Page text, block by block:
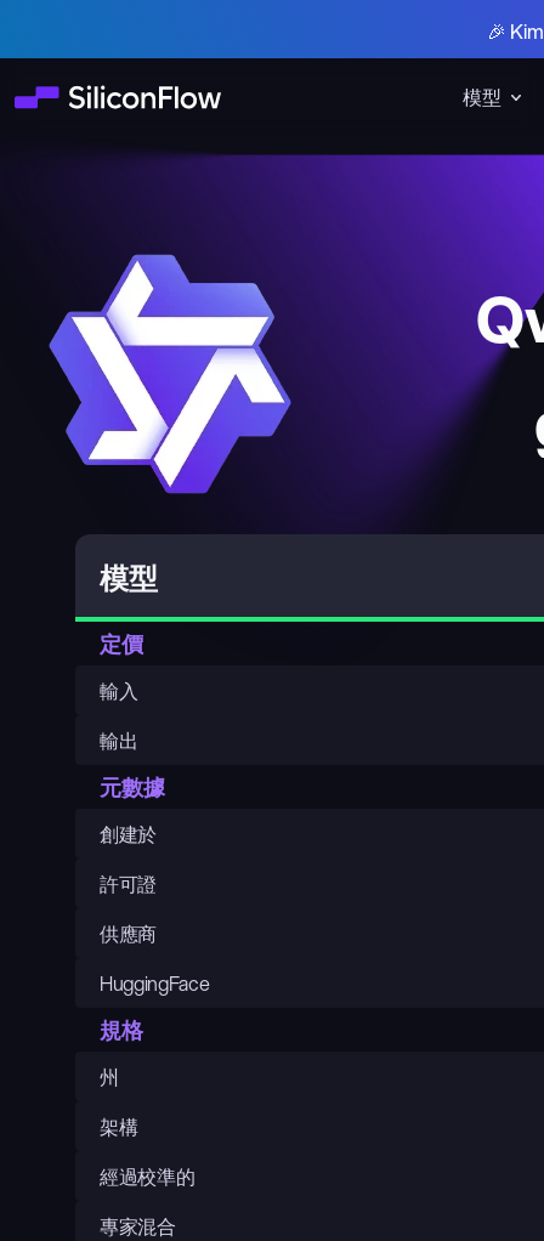
模型
🎉
模型
定價
輸入
輸出
元數據
創建於
許可證
供應商
HuggingFace
規格
州
架構
經過校準的
專家混合